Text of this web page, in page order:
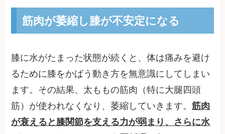
筋肉が萎縮し膝が不安定になる
膝に水がたまった状態が続くと、体は痛みを避け
るために膝をかばう動き方を無意識にしてしまい
ます。その結果、太ももの筋肉（特に大腿四頭
筋）が使われなくなり、萎縮していきます。筋肉
が衰えると膝関節を支える力が弱まり、さらに水